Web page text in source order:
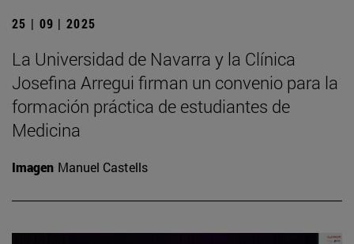
25 | 09 | 2025
La Universidad de Navarra y la Clínica
Josefina Arregui firman un convenio para la
formación práctica de estudiantes de
Medicina
Imagen Manuel Castells